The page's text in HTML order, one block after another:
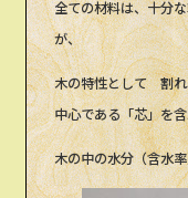
全ての材料は、十分
が、
木の特性として 割
中心である「芯」を
木の中の水分（含水